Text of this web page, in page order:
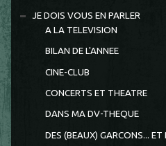
JE DOIS VOUS EN PARLER
A LA TELEVISION
BILAN DE L'ANNEE
CINE-CLUB
CONCERTS ET THEATRE
DANS MA DV-THEQUE
DES (BEAUX) GARCONS... ET